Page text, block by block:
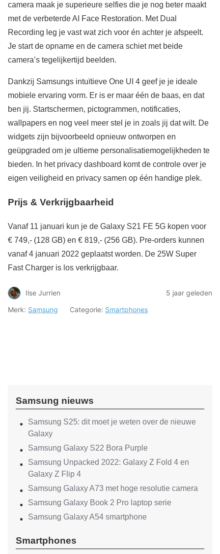
camera maak je superieure selfies die je nog beter maakt
met de verbeterde AI Face Restoration. Met Dual
Recording leg je vast wat zich voor én achter je afspeelt.
Je start de opname en de camera schiet met beide
camera’s tegelijkertijd beelden.
Dankzij Samsungs intuïtieve One UI 4 geef je je ideale
mobiele ervaring vorm. Er is er maar één de baas, en dat
ben jij. Startschermen, pictogrammen, notificaties,
wallpapers en nog veel meer stel je in zoals jij dat wilt. De
widgets zijn bijvoorbeeld opnieuw ontworpen en
geüpgraded om je ultieme personalisatiemogelijkheden te
bieden. In het privacy dashboard komt de controle over je
eigen veiligheid en privacy samen op één handige plek.
Prijs & Verkrijgbaarheid
Vanaf 11 januari kun je de Galaxy S21 FE 5G kopen voor
€ 749,- (128 GB) en € 819,- (256 GB). Pre-orders kunnen
vanaf 4 januari 2022 geplaatst worden. De 25W Super
Fast Charger is los verkrijgbaar.
Ilse Jurrien
5 jaar geleden
Merk: Samsung Categorie: Smartphones
Samsung nieuws
Samsung S25: dit moet je weten over de nieuwe
Galaxy
Samsung Galaxy S22 Bora Purple
Samsung Unpacked 2022: Galaxy Z Fold 4 en
Galaxy Z Flip 4
Samsung Galaxy A73 met hoge resolutie camera
Samsung Galaxy Book 2 Pro laptop serie
Samsung Galaxy A54 smartphone
Smartphones